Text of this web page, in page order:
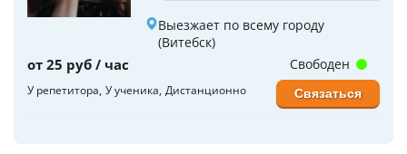
Выезжает по всему городу
(Витебск)
от 25 руб / час
У репетитора У ученика Дистанционно
Свободен
Связаться